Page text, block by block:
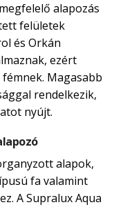
alapozás
felületek
és Orkán
ezért
Magasabb
rendelkezik,
nyújt.
alapok,
fa valamint
A Supralux Aqua